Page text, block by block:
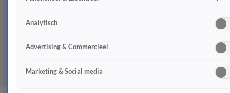
Analytisch
Advertising & Commercieel
Marketing & Social media